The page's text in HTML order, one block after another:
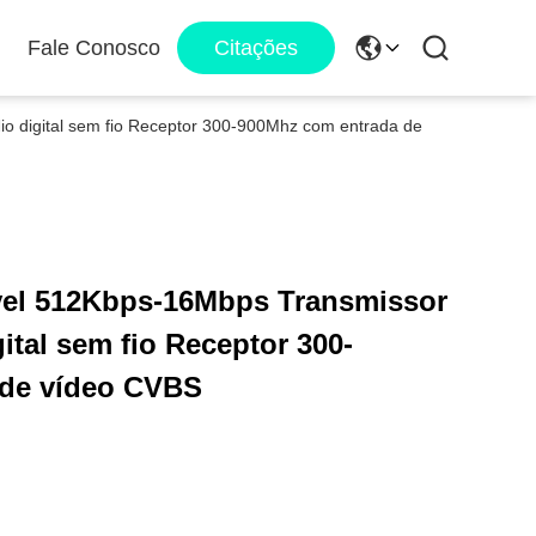
Fale Conosco Citações
digital sem fio Receptor 300-900Mhz com entrada de
512Kbps-16Mbps Transmissor
sem fio Receptor 300-
vídeo CVBS